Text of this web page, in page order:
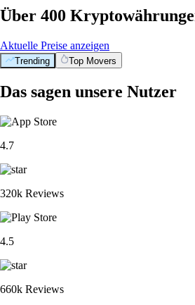
Über 400
Aktuelle Preise anzeigen
Trending Top Movers
Das sagen unsere Nutzer
4.7
320k Reviews
4.5
660k Reviews